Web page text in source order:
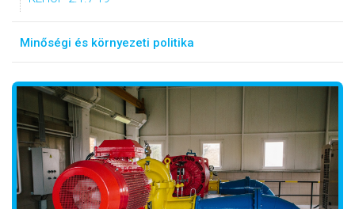
Minőségi és környezeti politika